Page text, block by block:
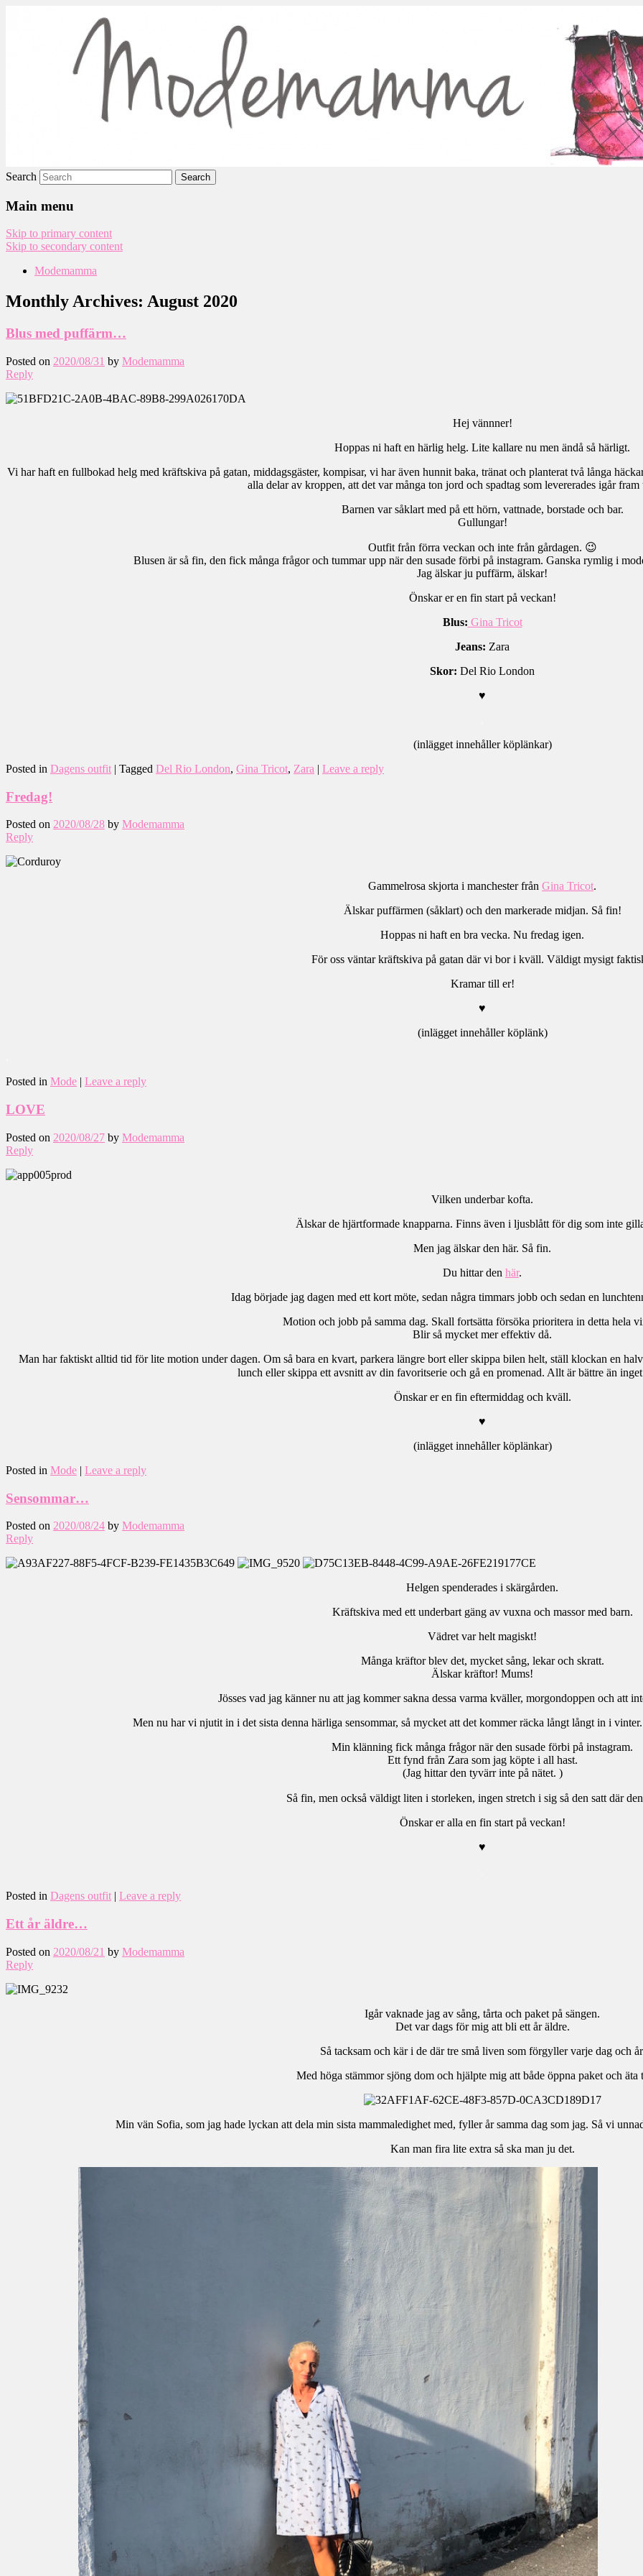
Modemamma
Search
Main menu
Skip to primary content
Skip to secondary content
Modemamma
Monthly Archives: August 2020
Blus med puffärm…
Posted on 2020/08/31 by Modemamma
Reply
Hej vännner!
Hoppas ni haft en härlig helg. Lite kallare nu men ändå så härligt.
Vi har haft en fullbokad helg med kräftskiva på gatan, middagsgäster, kompisar, vi har även hunnit baka, tränat och planterat två långa
alla delar av kroppen, att det var många ton jord och spadtag som levererades igår
Barnen var såklart med på ett hörn, vattnade, borstade och bar.
Gullungar!
Outfit från förra veckan och inte från gårdagen. 😉
Blusen är så fin, den fick många frågor och tummar upp när den susade förbi på instagram. Ganska rymlig i
Jag älskar ju puffärm, älskar!
Önskar er en fin start på veckan!
Blus: Gina Tricot
Jeans: Zara
Skor: Del Rio London
♥
(inlägget innehåller köplänkar)
Posted in Dagens outfit | Tagged Del Rio London, Gina Tricot, Zara | Leave a reply
Fredag!
Posted on 2020/08/28 by Modemamma
Reply
Gammelrosa skjorta i manchester från Gina Tricot.
Älskar puffärmen (såklart) och den markerade midjan. Så fin!
Hoppas ni haft en bra vecka. Nu fredag igen.
För oss väntar kräftskiva på gatan där vi bor i kväll. Väldigt mysigt
Kramar till er!
♥
(inlägget innehåller köplänk)
Posted in Mode | Leave a reply
LOVE
Posted on 2020/08/27 by Modemamma
Reply
Vilken underbar kofta.
Älskar de hjärtformade knapparna. Finns även i ljusblått för dig som inte
Men jag älskar den här. Så fin.
Du hittar den här.
Idag började jag dagen med ett kort möte, sedan några timmars jobb och sedan en
Motion och jobb på samma dag. Skall fortsätta försöka prioritera in detta hela
Blir så mycket mer effektiv då.
Man har faktiskt alltid tid för lite motion under dagen. Om så bara en kvart, parkera längre bort eller skippa bilen helt, ställ klockan en
lunch eller skippa ett avsnitt av din favoritserie och gå en promenad. Allt är bättre än
Önskar er en fin eftermiddag och kväll.
♥
(inlägget innehåller köplänkar)
Posted in Mode | Leave a reply
Sensommar…
Posted on 2020/08/24 by Modemamma
Reply
Helgen spenderades i skärgården.
Kräftskiva med ett underbart gäng av vuxna och massor med barn.
Vädret var helt magiskt!
Många kräftor blev det, mycket sång, lekar och skratt.
Älskar kräftor! Mums!
Jösses vad jag känner nu att jag kommer sakna dessa varma kväller, morgondoppen och att
Men nu har vi njutit in i det sista denna härliga sensommar, så mycket att det kommer räcka långt långt in i
Min klänning fick många frågor när den susade förbi på instagram.
Ett fynd från Zara som jag köpte i all hast.
(Jag hittar den tyvärr inte på nätet. )
Så fin, men också väldigt liten i storleken, ingen stretch i sig så den satt där
Önskar er alla en fin start på veckan!
♥
Posted in Dagens outfit | Leave a reply
Ett år äldre…
Posted on 2020/08/21 by Modemamma
Reply
Igår vaknade jag av sång, tårta och paket på sängen.
Det var dags för mig att bli ett år äldre.
Så tacksam och kär i de där tre små liven som förgyller varje dag och
Med höga stämmor sjöng dom och hjälpte mig att både öppna paket och äta
Min vän Sofia, som jag hade lyckan att dela min sista mammaledighet med, fyller år samma dag som jag. Så vi
Kan man fira lite extra så ska man ju det.